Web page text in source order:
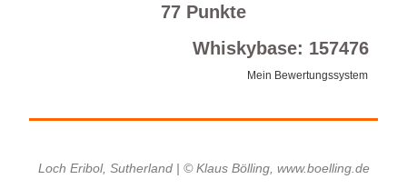
77 Punkte
Whiskybase: 157476
Mein Bewertungssystem
Loch Eribol, Sutherland | © Klaus Bölling, www.boelling.de